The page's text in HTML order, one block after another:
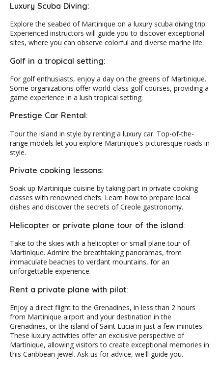
Luxury Scuba Diving:
Explore the seabed of Martinique on a luxury scuba diving trip.
Experienced instructors will guide you to discover exceptional
sites, where you can observe colorful and diverse marine life.
Golf in a tropical setting:
For golf enthusiasts, enjoy a day on the greens of Martinique.
Some organizations offer world-class golf courses, providing a
game experience in a lush tropical setting.
Prestige Car Rental:
Tour the island in style by renting a luxury car. Top-of-the-
range models let you explore Martinique's picturesque roads in
style.
Private cooking lessons:
Soak up Martinique cuisine by taking part in private cooking
classes with renowned chefs. Learn how to prepare local
dishes and discover the secrets of Creole gastronomy.
Helicopter or private plane tour of the island:
Take to the skies with a helicopter or small plane tour of
Martinique. Admire the breathtaking panoramas, from
immaculate beaches to verdant mountains, for an
unforgettable experience.
Rent a private plane with pilot:
Enjoy a direct flight to the Grenadines, in less than 2 hours
from Martinique airport and your destination in the
Grenadines, or the island of Saint Lucia in just a few minutes.
These luxury activities offer an exclusive perspective of
Martinique, allowing visitors to create exceptional memories in
this Caribbean jewel. Ask us for advice, we'll guide you.